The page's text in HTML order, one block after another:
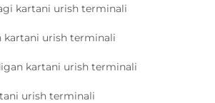
kartani urish terminali
kartani urish terminali
kartani urish terminali
urish terminali